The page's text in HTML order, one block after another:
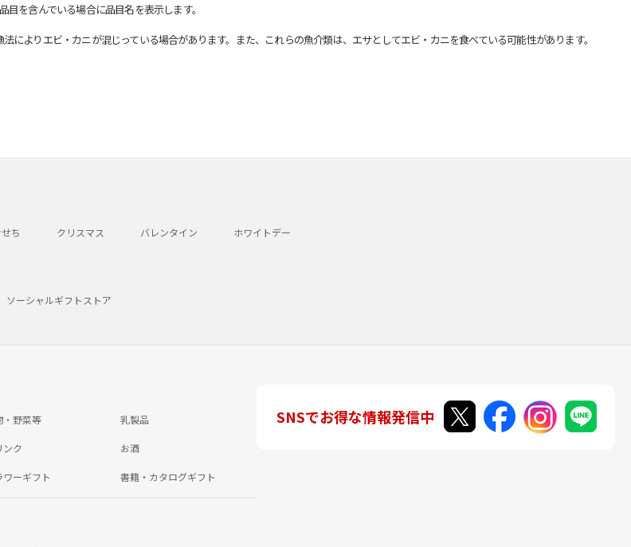
を含んでいる場合に品目名を表示します。
よりエビ・カニが混じっている場合があります。また、これらの魚介類は、エサとしてエビ・カニを食べている可能性があります。
ち クリスマス バレンタイン ホワイトデー
ソーシャルギフトストア
・野菜等 乳製品
ンク お酒
ワーギフト 書籍・カタログギフト
SNSでお得な情報発信中